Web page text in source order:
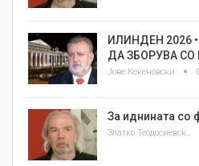
ИЛИНДЕН 2026
ДА ЗБОРУВА СО
Јове Кекеновски
За иднината со
Златко Теодосиевски